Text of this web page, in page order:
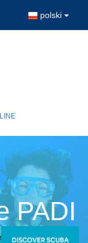
polski
PADI